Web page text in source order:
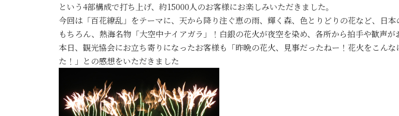
という4部構成で打ち上げ、約15000人のお客様にお楽しみいただきました。
今回は「百花繚乱」をテーマに、天から降り注ぐ恵の雨、輝く森、色とりどりの花など、日
もちろん、熱海名物「大空中ナイアガラ」！白銀の花火が夜空を染め、各所から拍手や歓声が
本日、観光協会にお立ち寄りになったお客様も「昨晩の花火、見事だったねー！花火をこん
た！」との感想をいただきました